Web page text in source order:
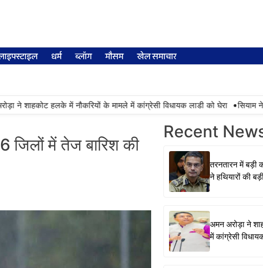
धर्म ब्लॉग मौसम खेल समाचार
ने शाहकोट हलके में नौकरियों के मामले में कांग्रेसी विधायक लाडी को घेरा •सियाम ने
जिलों में तेज बारिश की
Recent
तरनतारन में बड़ी
ने हथियारों की
अमन अरोड़ा ने
में कांग्रेसी